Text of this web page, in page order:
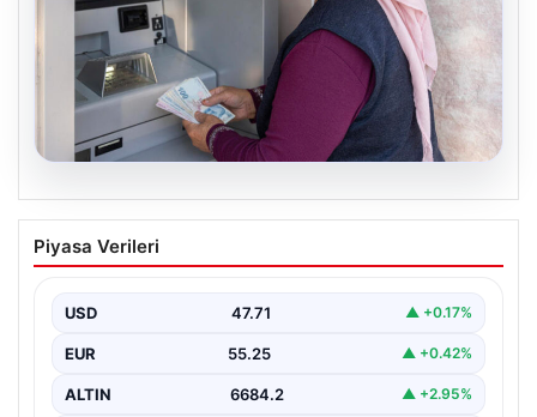
Emekli maaşı ödemeleri ne zaman
yatacak? SGK, Bağ-Kur, Emekli Sandığı
Piyasa Verileri
USD 47.71 ▲ +0.17%
EUR 55.25 ▲ +0.42%
ALTIN 6684.2 ▲ +2.95%